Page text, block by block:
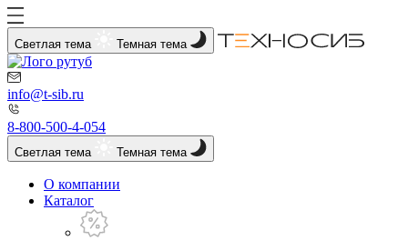
Светлая тема Темная тема
info@t-sib.ru
8-800-500-4-054
Светлая тема Темная тема
О компании
Каталог